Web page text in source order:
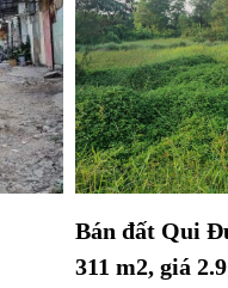
Bán đất Qui
311 m2, giá